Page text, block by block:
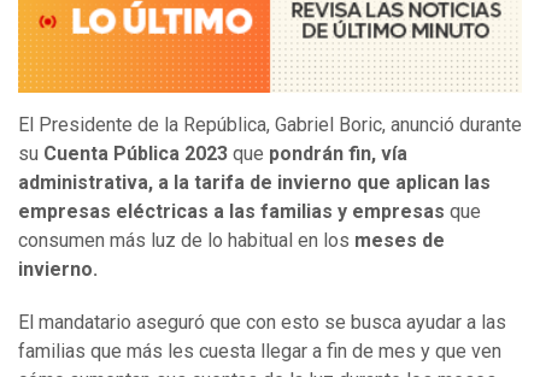
El Presidente de la República, Gabriel Boric, anunció durante
su Cuenta Pública 2023 que pondrán fin, vía
administrativa, a la tarifa de invierno que aplican las
empresas eléctricas a las familias y empresas que
consumen más luz de lo habitual en los meses de
invierno.
El mandatario aseguró que con esto se busca ayudar a las
familias que más les cuesta llegar a fin de mes y que ven